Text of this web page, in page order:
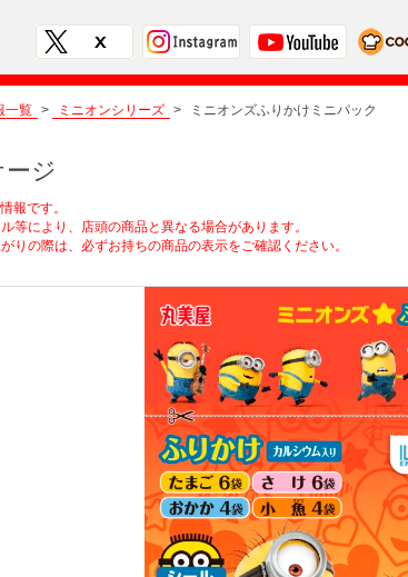
一覧 > ミニオンシリーズ > ミニオンズふりかけミニパック
ジ
報です。
等により、店頭の商品と異なる場合があります。
りの際は、必ずお持ちの商品の表示をご確認ください。